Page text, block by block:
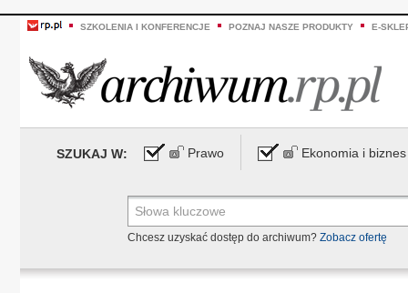
SZKOLENIA I KONFERENCJE POZNAJ NASZE PRODUKTY E-
SZUKAJ W: Prawo Ekonomia i biznes
Chcesz uzyskać dostęp do archiwum? Zobacz ofertę